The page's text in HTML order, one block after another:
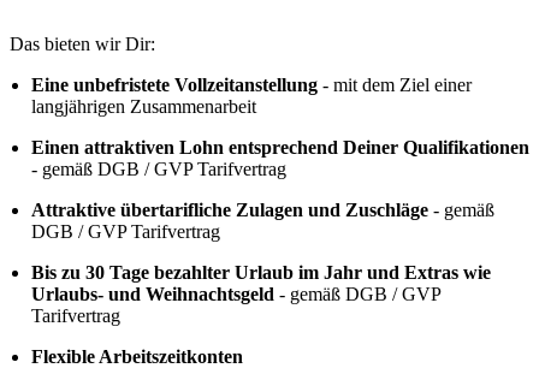
Das bieten wir Dir:
Eine unbefristete Vollzeitanstellung - mit dem Ziel einer
langjährigen Zusammenarbeit
Einen attraktiven Lohn entsprechend Deiner Qualifikationen
- gemäß DGB / GVP Tarifvertrag
Attraktive übertarifliche Zulagen und Zuschläge - gemäß
DGB / GVP Tarifvertrag
Bis zu 30 Tage bezahlter Urlaub im Jahr und Extras wie
Urlaubs- und Weihnachtsgeld - gemäß DGB / GVP
Tarifvertrag
Flexible Arbeitszeitkonten